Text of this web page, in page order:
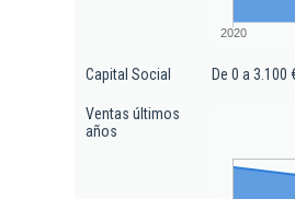
2020
Capital Social De 0 a 3.100
Ventas últimos
años